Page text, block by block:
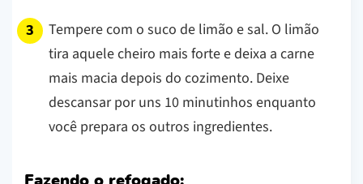
Tempere com o suco de limão e sal. O limão
tira aquele cheiro mais forte e deixa a carne
mais macia depois do cozimento. Deixe
descansar por uns 10 minutinhos enquanto
você prepara os outros ingredientes.